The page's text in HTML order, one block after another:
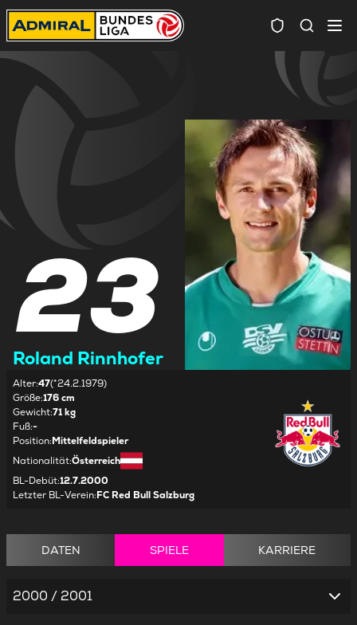
23
Roland Rinnhofer
Alter:47(*24.2.1979)
Größe:176 cm
Gewicht:71 kg
Fuß:-
Position:Mittelfeldspieler
Nationalität:Österreich
BL-Debüt:12.7.2000
Letzter BL-Verein:FC Red Bull Salzburg
DATEN SPIELE KARRIERE
2000 / 2001